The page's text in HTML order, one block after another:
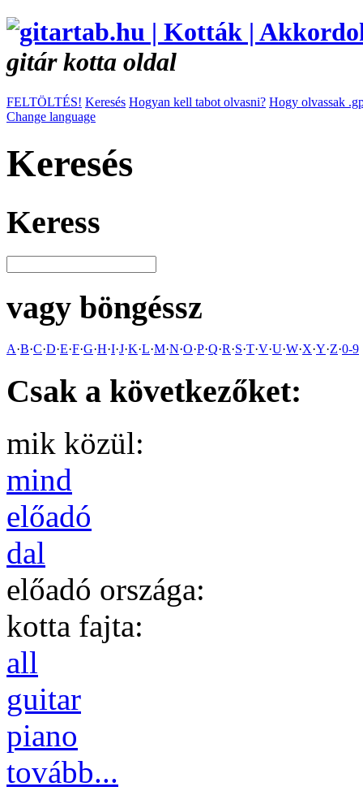
gitár kotta oldal
FELTÖLTÉS! Keresés Hogyan kell tabot olvasni? Hogy olvassak
Change language
Keresés
Keress
vagy böngéssz
A·B·C·D·E·F·G·H·I·J·K·L·M·N·O·P·Q·R·S·T·V·U·W·X·Y·Z·0-9
Csak a következőket:
mik közül:
mind
előadó
dal
előadó országa:
kotta fajta:
all
guitar
piano
tovább...